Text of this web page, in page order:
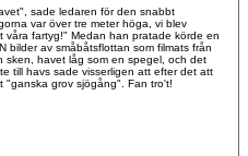
sade ledaren för den snabbt
var över tre meter höga, vi blev
fartyg!" Medan han pratade körde en
bilder av småbåtsflottan som filmats från
sken, havet låg som en spegel, och det
till havs sade visserligen att efter det att
"ganska grov sjögång". Fan tro't!